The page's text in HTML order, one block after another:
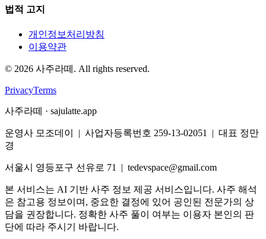
법적 고지
개인정보처리방침
이용약관
© 2026 사주라떼. All rights reserved.
PrivacyTerms
사주라떼 · sajulatte.app
운영사 모조데이 | 사업자등록번호 259-13-02051 | 대표 정만
경
서울시 영등포구 선유로 71 | tedevspace@gmail.com
본 서비스는 AI 기반 사주 정보 제공 서비스입니다. 사주 해석
은 참고용 정보이며, 중요한 결정에 있어 공인된 전문가의 상
담을 권장합니다. 정확한 사주 풀이 여부는 이용자 본인의 판
단에 따라 주시기 바랍니다.